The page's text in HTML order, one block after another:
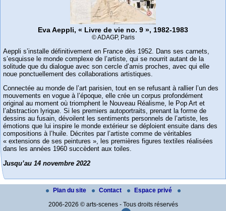
Eva Aeppli, « Livre de vie no. 9 », 1982-1983
© ADAGP, Paris
Aeppli s’installe définitivement en France dès 1952. Dans ses carnets,
s’esquisse le monde complexe de l’artiste, qui se nourrit autant de la
solitude que du dialogue avec son cercle d’amis proches, avec qui elle
noue ponctuellement des collaborations artistiques.
Connectée au monde de l’art parisien, tout en se refusant à rallier l’un des
mouvements en vogue à l’époque, elle crée un corpus profondément
original au moment où triomphent le Nouveau Réalisme, le Pop Art et
l’abstraction lyrique. Si les premiers autoportraits, prenant la forme de
dessins au fusain, dévoilent les sentiments personnels de l’artiste, les
émotions que lui inspire le monde extérieur se déploient ensuite dans des
compositions à l’huile. Décrites par l’artiste comme de véritables
« extensions de ses peintures », les premières figures textiles réalisées
dans les années 1960 succèdent aux toiles.
Jusqu’au 14 novembre 2022
Plan du site Contact
Espace privé
2006-2026 © arts-scenes - Tous droits réservés